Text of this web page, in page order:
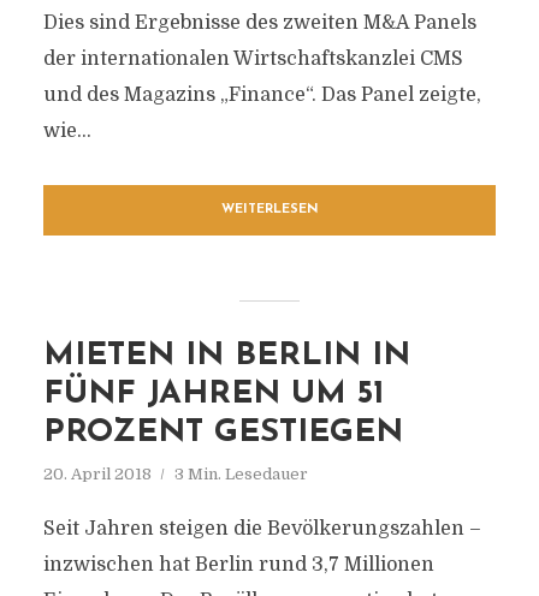
Dies sind Ergebnisse des zweiten M&A Panels
der internationalen Wirtschaftskanzlei CMS
und des Magazins „Finance“. Das Panel zeigte,
wie...
WEITERLESEN
MIETEN IN BERLIN IN
FÜNF JAHREN UM 51
PROZENT GESTIEGEN
20. April 2018 3 Min. Lesedauer
Seit Jahren steigen die Bevölkerungszahlen –
inzwischen hat Berlin rund 3,7 Millionen